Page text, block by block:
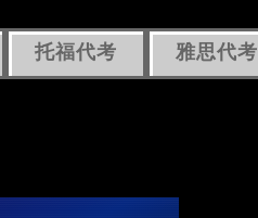
托福代考 雅思代考